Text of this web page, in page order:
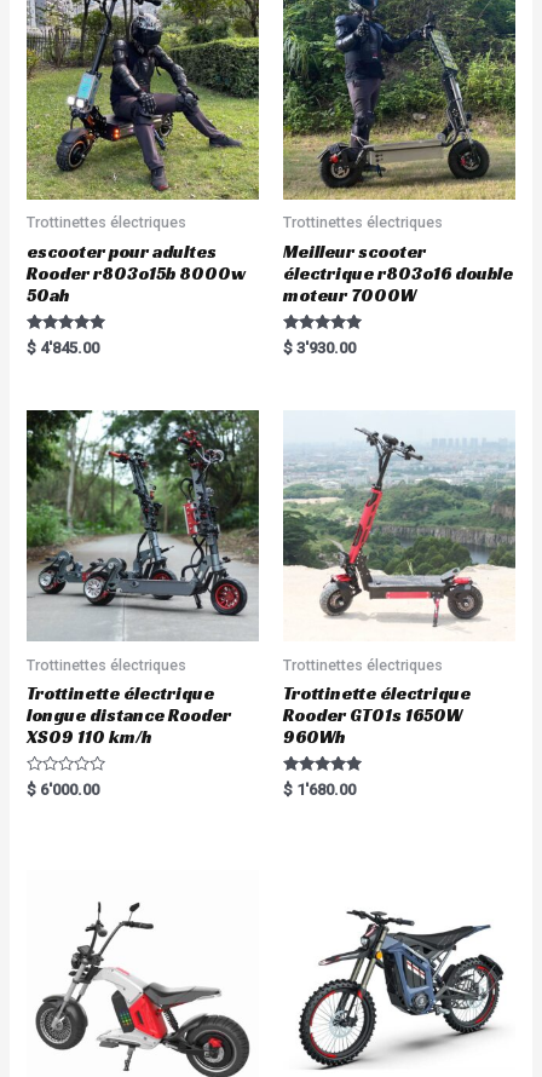
Trottinettes électriques
escooter pour adultes
Rooder r803o15b 8000w
50ah
Rated
5.00
$ 4'845.00
Trottinettes électriques
Meilleur scooter
électrique r803o16 double
moteur 7000W
Rated
5.00
$ 3'930.00
Trottinettes électriques
Trottinette électrique
longue distance Rooder
XS09 110 km/h
R
a
$ 6'000.00
Trottinettes électriques
Trottinette électrique
Rooder GT01s 1650W
960Wh
Rated
5.00
$ 1'680.00